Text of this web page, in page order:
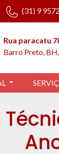
(31) 9
Rua paracatu
Barro Preto,